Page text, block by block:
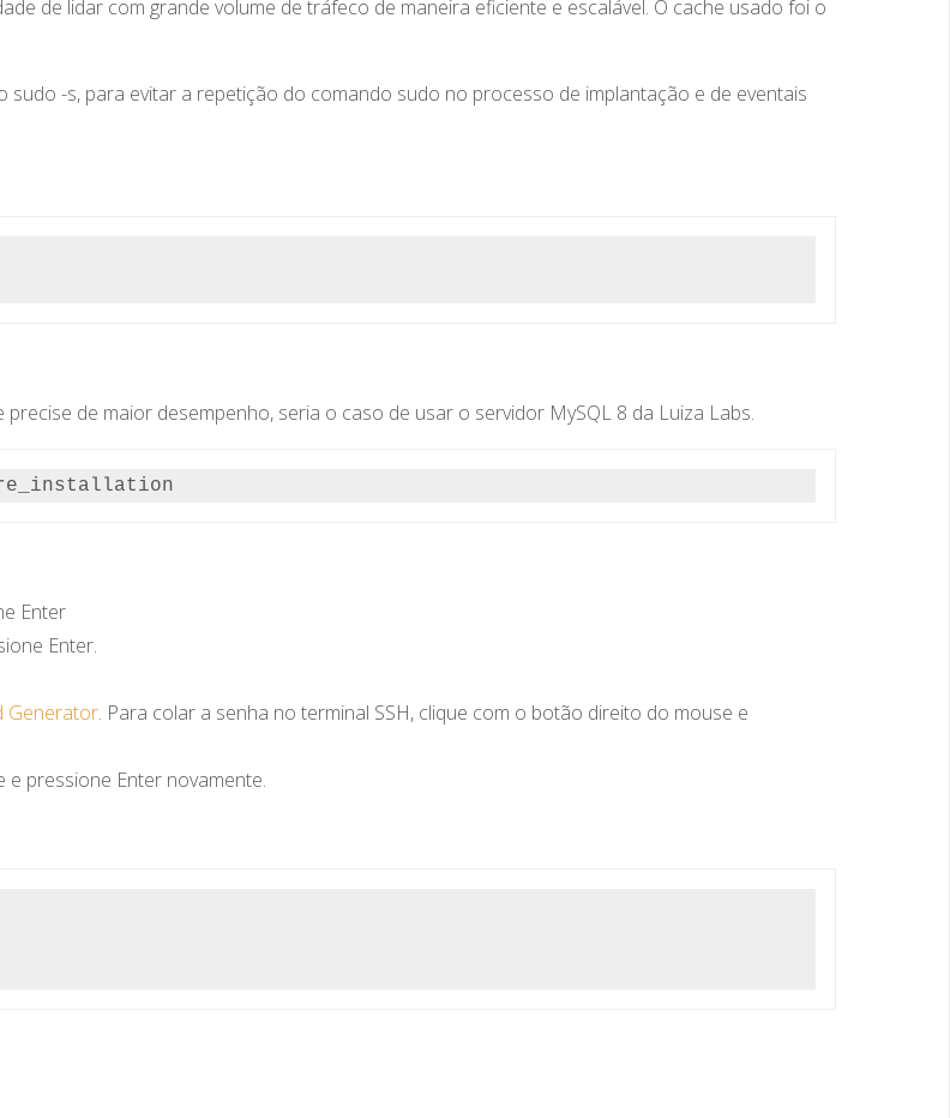
de lidar com grande volume de tráfeco de maneira eficiente e escalável. O cache usado foi o
-s, para evitar a repetição do comando sudo no processo de implantação e de eventais
de maior desempenho, seria o caso de usar o servidor MySQL 8 da Luiza Labs.
Enter
Enter.
Generator. Para colar a senha no terminal SSH, clique com o botão direito do mouse e
pressione Enter novamente.